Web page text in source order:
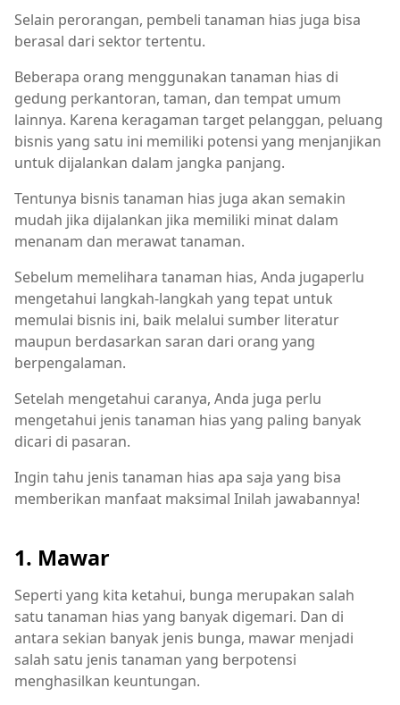
Selain perorangan, pembeli tanaman hias juga bisa
berasal dari sektor tertentu.
Beberapa orang menggunakan tanaman hias di
gedung perkantoran, taman, dan tempat umum
lainnya. Karena keragaman target pelanggan, peluang
bisnis yang satu ini memiliki potensi yang menjanjikan
untuk dijalankan dalam jangka panjang.
Tentunya bisnis tanaman hias juga akan semakin
mudah jika dijalankan jika memiliki minat dalam
menanam dan merawat tanaman.
Sebelum memelihara tanaman hias, Anda jugaperlu
mengetahui langkah-langkah yang tepat untuk
memulai bisnis ini, baik melalui sumber literatur
maupun berdasarkan saran dari orang yang
berpengalaman.
Setelah mengetahui caranya, Anda juga perlu
mengetahui jenis tanaman hias yang paling banyak
dicari di pasaran.
Ingin tahu jenis tanaman hias apa saja yang bisa
memberikan manfaat maksimal Inilah jawabannya!
1. Mawar
Seperti yang kita ketahui, bunga merupakan salah
satu tanaman hias yang banyak digemari. Dan di
antara sekian banyak jenis bunga, mawar menjadi
salah satu jenis tanaman yang berpotensi
menghasilkan keuntungan.